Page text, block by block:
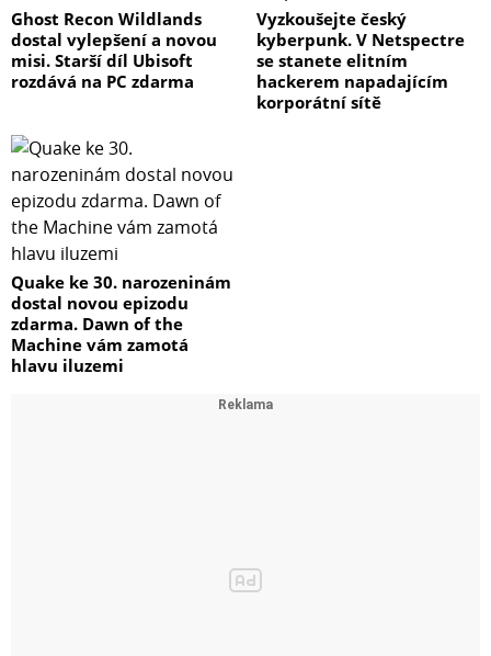
Ghost Recon Wildlands
dostal vylepšení a novou
misi. Starší díl Ubisoft
rozdává na PC zdarma
Vyzkoušejte český
kyberpunk. V Netspectre
se stanete elitním
hackerem napadajícím
korporátní sítě
Quake ke 30. narozeninám
dostal novou epizodu
zdarma. Dawn of the
Machine vám zamotá
hlavu iluzemi